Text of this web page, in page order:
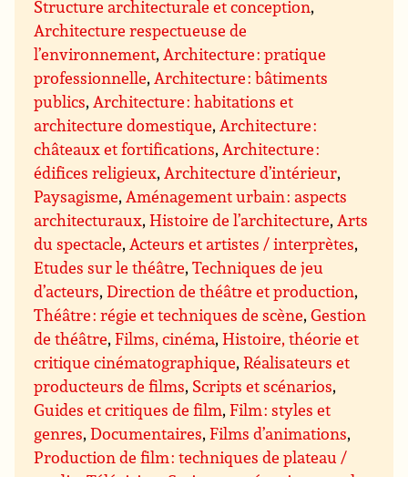
Structure architecturale et conception,
Architecture respectueuse de
l’environnement,Architecture : pratique
professionnelle,Architecture : bâtiments
publics,Architecture : habitations et
architecture domestique,Architecture :
châteaux et fortifications,Architecture :
édifices religieux,Architecture d’intérieur,
Paysagisme,Aménagement urbain : aspects
architecturaux,Histoire de l’architecture,Arts
du spectacle,Acteurs et artistes / interprètes,
Etudes sur le théâtre,Techniques de jeu
d’acteurs,Direction de théâtre et production,
Théâtre : régie et techniques de scène,Gestion
de théâtre,Films, cinéma,Histoire, théorie et
critique cinématographique,Réalisateurs et
producteurs de films, Scripts et scénarios,
Guides et critiques de film,Film : styles et
genres,Documentaires,Films d’animations,
Production de film : techniques de plateau /